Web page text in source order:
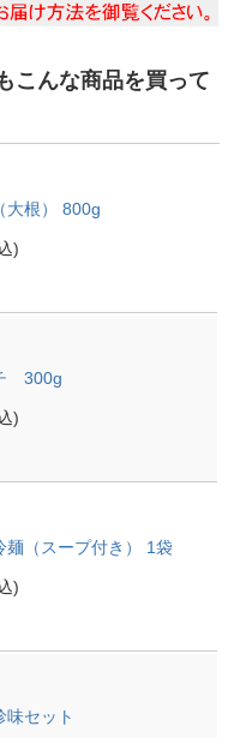
こんな商品を買って
大根） 800g
)
300g
)
麺（スープ付き） 1袋
)
味セット